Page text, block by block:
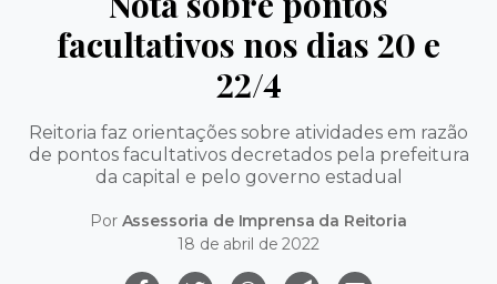
facultativos nos dias 20 e
22/4
Reitoria faz orientações sobre atividades em razão
de pontos facultativos decretados pela prefeitura
da capital e pelo governo estadual
Por Assessoria de Imprensa da Reitoria
18 de abril de 2022